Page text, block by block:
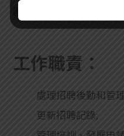
工作職責：
處理招聘後勤和管
更新招聘記錄;